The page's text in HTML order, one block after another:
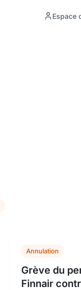
Espace
Annulation
Grève du
Finnair